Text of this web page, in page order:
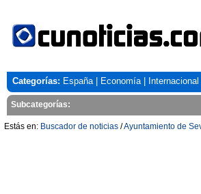
Categorías: España| Economía| Internacional
Subcategorías:
Estás en: Buscador de noticias /Ayuntamiento de